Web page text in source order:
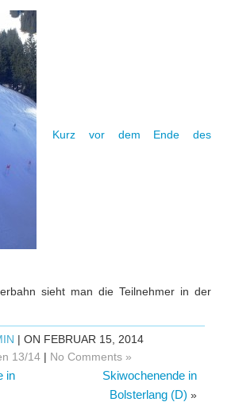
Kurz vor dem Ende des
sieht man die Teilnehmer in der
| ON FEBRUAR 15, 2014
13/14 | No Comments »
in
Skiwochenende in
Bolsterlang (D) »